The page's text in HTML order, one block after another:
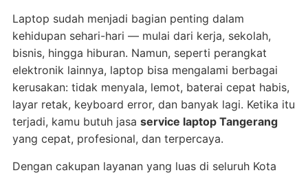
Laptop sudah menjadi bagian penting dalam
kehidupan sehari-hari — mulai dari kerja, sekolah,
bisnis, hingga hiburan. Namun, seperti perangkat
elektronik lainnya, laptop bisa mengalami berbagai
kerusakan: tidak menyala, lemot, baterai cepat habis,
layar retak, keyboard error, dan banyak lagi. Ketika itu
terjadi, kamu butuh jasa service laptop Tangerang
yang cepat, profesional, dan terpercaya.
Dengan cakupan layanan yang luas di seluruh Kota